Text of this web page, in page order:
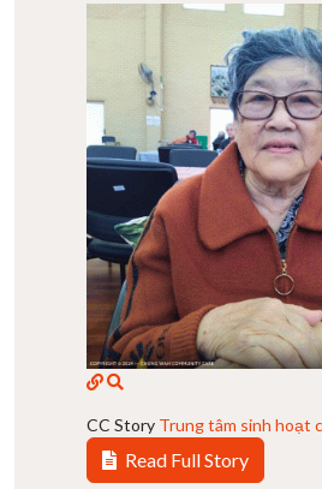
CC Story Trung tâm sinh hoạt
Read Full Story